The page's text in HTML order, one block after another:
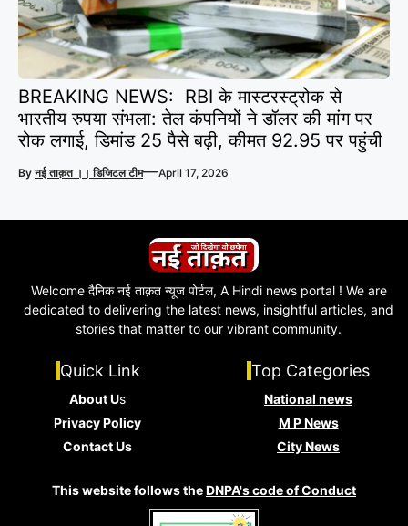
BREAKING NEWS: RBI के मास्टरस्ट्रोक से
भारतीय रुपया संभला: तेल कंपनियों ने डॉलर की मांग पर
रोक लगाई, डिमांड 25 पैसे बढ़ी, कीमत 92.95 पर पहुंची
Byनई ताक़त ।। डिजिटल टीम—April 17, 2026
Welcome दैनिक नई ताक़त न्यूज पोर्टल, A Hindi news portal ! We are
dedicated to delivering the latest news, insightful articles, and
stories that matter to our vibrant community.
Quick Link
About Us
Privacy Policy
Contact Us
Top Categories
National news
M P News
City News
This website follows theDNPA's code of Conduct